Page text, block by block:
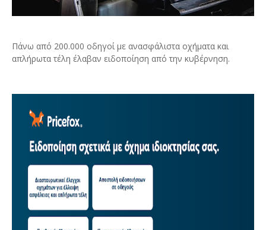
Πάνω από 200.000 οδηγοί με ανασφάλιστα οχήματα και
απλήρωτα τέλη έλαβαν ειδοποίηση από την κυβέρνηση.